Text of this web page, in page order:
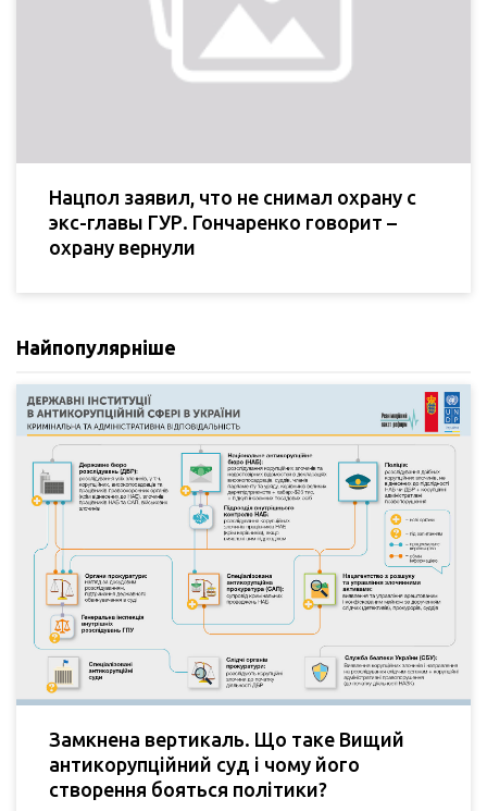
Нацпол заявил, что не снимал охрану с
экс-главы ГУР. Гончаренко говорит –
охрану вернули
Найпопулярніше
Замкнена вертикаль. Що таке Вищий
антикорупційний суд і чому його
створення бояться політики?